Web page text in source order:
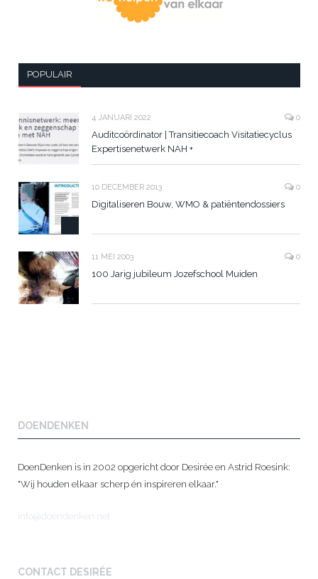
POPULAIR
4 JANUARI 2022 0
Auditcoördinator | Transitiecoach Visitatiecyclus
Expertisenetwerk NAH +
10 DECEMBER 2013 0
Digitaliseren Bouw, WMO & patiëntendossiers
11 MEI 2003 0
100 Jarig jubileum Jozefschool Muiden
DOENDENKEN
DoenDenken is in 2002 opgericht door Desirée en Astrid Roesink:
"Wij houden elkaar scherp én inspireren elkaar."
info@doendenken.net
CONTACT DESIRÉE